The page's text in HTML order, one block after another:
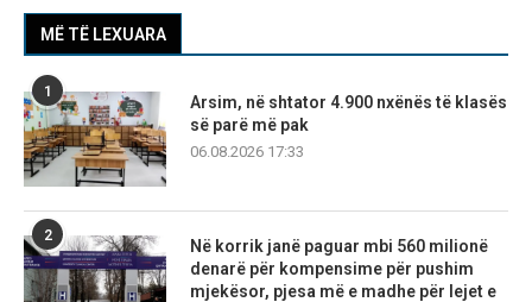
MË TË LEXUARA
1
Arsim, në shtator 4.900 nxënës të klasës
së parë më pak
06.08.2026 17:33
2
Në korrik janë paguar mbi 560 milionë
denarë për kompensime për pushim
mjekësor, pjesa më e madhe për lejet e